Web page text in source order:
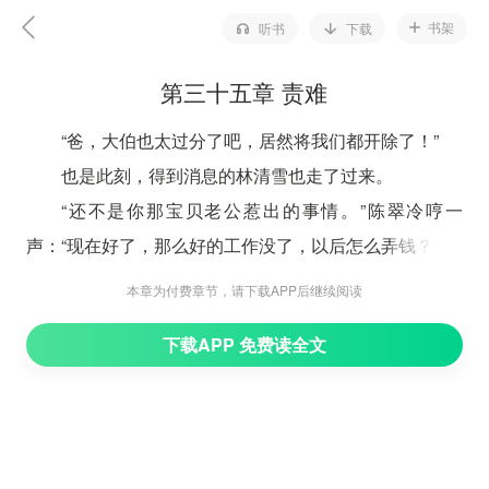
听书 下载 书架
第三十五章 责难
“爸，大伯也太过分了吧，居然将我们都开除了！”
也是此刻，得到消息的林清雪也走了过来。
“还不是你那宝贝老公惹出的事情。”陈翠冷哼一
声：“现在好了，那么好的工作没了，以后怎么弄钱？”
“清雪，你带着穆秋去和你大伯道歉。”林文豪想了
“爸，穆秋又没错……”林清雪十分不解，怎么
本章为付费章节，请下载APP后继续阅读
下载APP 免费读全文